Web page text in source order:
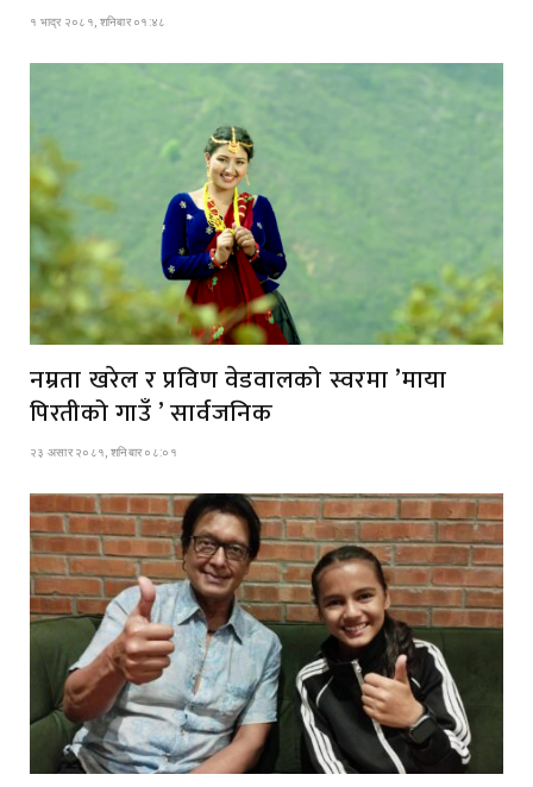
१ भाद्र २०८१, शनिबार ०१:४८
नम्रता खरेल र प्रविण वेडवालको स्वरमा ’माया
पिरतीको गाउँ ’ सार्वजनिक
२३ असार २०८१, शनिबार ०८:०१